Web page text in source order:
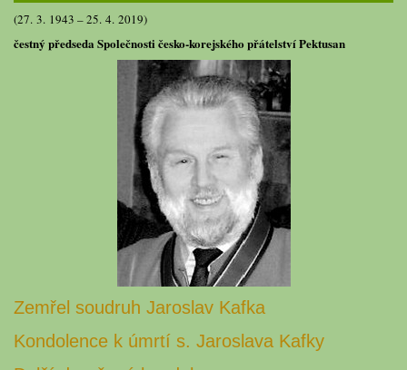
(27. 3. 1943 – 25. 4. 2019)
čestný předseda Společnosti česko-korejského přátelství Pektusan
Zemřel soudruh Jaroslav Kafka
Kondolence k úmrtí s. Jaroslava Kafky